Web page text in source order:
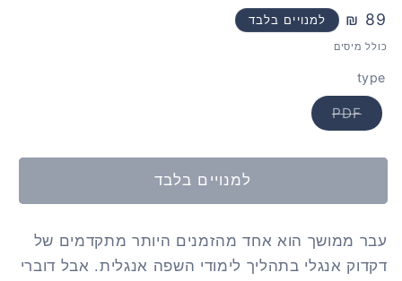
מחיר
רגיל
89 ₪ למנויים בלבד
כולל מיסים
type
PDF
Translation
missing:
למנויים בלבד
עבר ממושך הוא אחד מהזמנים היותר מתקדמים של
דקדוק אנגלי בתהליך לימודי השפה אנגלית. אבל דוברי